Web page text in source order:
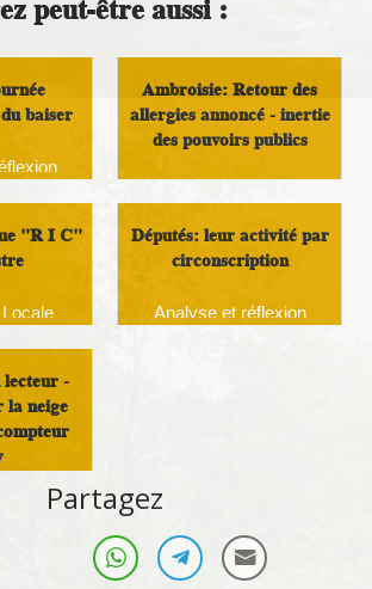
peut-être aussi :
baiser
Ambroisie: Retour des
allergies annoncé - inertie
des pouvoirs publics
"R I C"
Députés: leur activité par
circonscription
Analyse et réflexion
-
la neige
Partagez